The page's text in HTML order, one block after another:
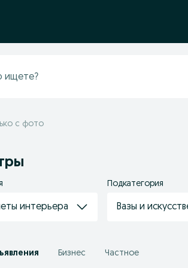
колонтитулу
с фото
интерьера
Подкатегория
Вазы и
Бизнес Частное